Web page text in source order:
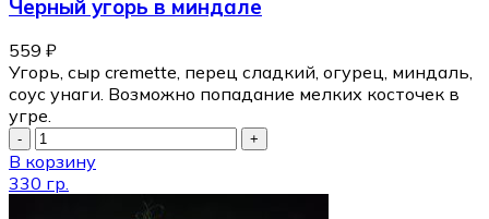
Черный угорь в миндале
559 ₽
Угорь, сыр cremette, перец сладкий, огурец, миндаль,
соус унаги. Возможно попадание мелких косточек в
угре.
В корзину
330 гр.